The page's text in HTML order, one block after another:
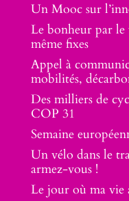
Un Mooc sur
Le bonheur par le
même fixes
Appel à
mobilités,
Des milliers de
COP 31
Semaine
Un vélo dans le
armez-vous !
Le jour où ma vie